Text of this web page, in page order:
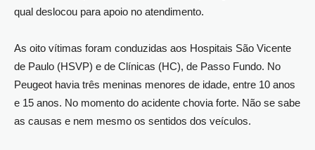
qual deslocou para apoio no atendimento.
As oito vítimas foram conduzidas aos Hospitais São Vicente
de Paulo (HSVP) e de Clínicas (HC), de Passo Fundo. No
Peugeot havia três meninas menores de idade, entre 10 anos
e 15 anos. No momento do acidente chovia forte. Não se sabe
as causas e nem mesmo os sentidos dos veículos.